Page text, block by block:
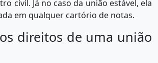
civil. Já no caso da união estável, ela
em qualquer cartório de notas.
direitos de uma união